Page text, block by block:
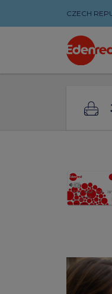
peněženka
Edenred
CZECH